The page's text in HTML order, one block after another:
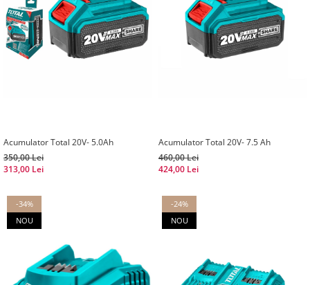
Acumulator Total 20V- 5.0Ah
350,00 Lei
313,00 Lei
Acumulator Total 20V- 7.5 Ah
460,00 Lei
424,00 Lei
-34%
NOU
-24%
NOU